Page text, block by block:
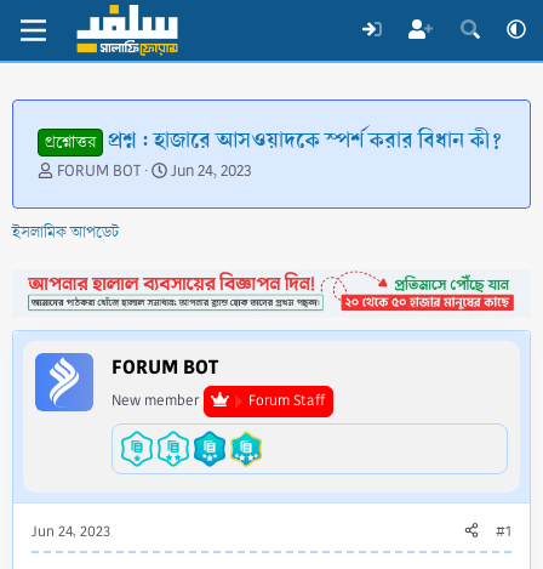
প্রশ্নোত্তর প্রশ্ন : হাজারে আসওয়াদকে স্পর্শ করার বিধান কী?
T
r
e
d
s
t
a
r
t
FORUM BOT
S
a
d
a
t
e
Jun 24, 2023
ইসলামিক আপডেট
FORUM BOT
New member Forum Staff
Jun 24, 2023 #1